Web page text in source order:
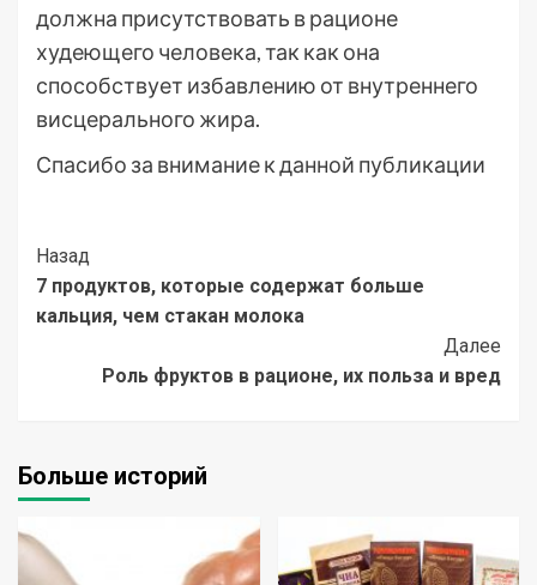
должна присутствовать в рационе
худеющего человека, так как она
способствует избавлению от внутреннего
висцерального жира.
Спасибо за внимание к данной публикации
Post
Navigation
Назад
7 продуктов, которые содержат больше
кальция, чем стакан молока
Далее
Роль фруктов в рационе, их польза и вред
Больше историй